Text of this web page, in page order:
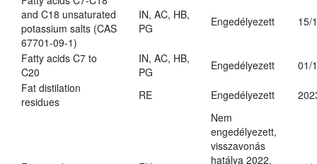
and C18 unsaturated
potassium salts (CAS
67701-09-1)
IN, AC, HB,
PG
Engedélyezett 15/
Fatty acids C7 to
C20
IN, AC, HB,
PG
Engedélyezett
01/
Fat distilation
residues
RE Engedélyezett
Nem
engedélyezett,
visszavonás
hatálya 2022.